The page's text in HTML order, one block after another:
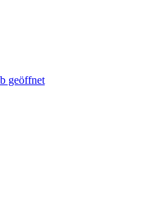
geöffnet